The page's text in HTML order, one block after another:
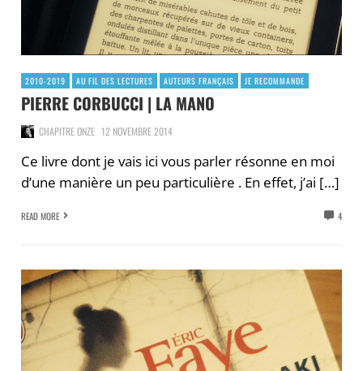
2010-2019 AU FIL DES LECTURES AUTEURS FRANÇAIS JE RECOMMANDE
PIERRE CORBUCCI | LA MANO
CHAPITRE ONZE 12 NOVEMBRE 2014
Ce livre dont je vais ici vous parler résonne en moi
d’une manière un peu particulière . En effet, j’ai […]
READ MORE 4